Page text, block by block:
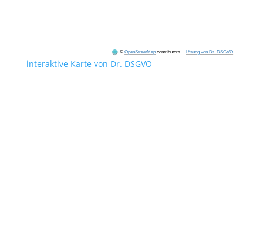
©OpenStreetMap contributors. · Lösung von Dr. DSGVO
interaktive Karte von Dr. DSGVO